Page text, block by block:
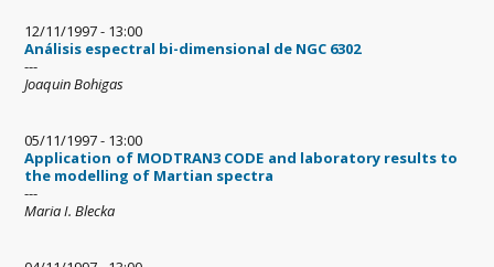
12/11/1997 - 13:00
Análisis espectral bi-dimensional de NGC 6302
---
Joaquin Bohigas
05/11/1997 - 13:00
Application of MODTRAN3 CODE and laboratory results to
the modelling of Martian spectra
---
Maria I. Blecka